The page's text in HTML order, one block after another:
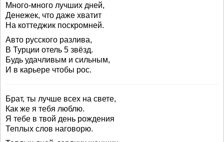
Много-много лучших дней,
Денежек, что даже хватит
На коттеджик поскромней.
Авто русского разлива,
В Турции отель 5 звёзд.
Будь удачливым и сильным,
И в карьере чтобы рос.
Брат, ты лучше всех на свете,
Как же я тебя люблю.
Я тебе в твой день рождения
Теплых слов наговорю.